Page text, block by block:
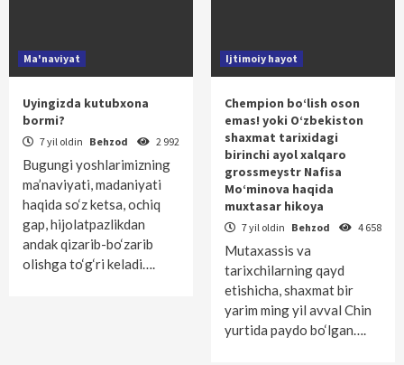
Ma'naviyat
Uyingizda kutubxona
bormi?
7 yil oldin Behzod 2 992
Bugungi yoshlarimizning
ma’naviyati, madaniyati
haqida so‘z ketsa, ochiq
gap, hijolatpazlikdan
andak qizarib-bo‘zarib
olishga to‘g‘ri keladi….
Ijtimoiy hayot
Chempion bo‘lish oson
emas! yoki O‘zbekiston
shaxmat tarixidagi
birinchi ayol xalqaro
grossmeystr Nafisa
Mo‘minova haqida
muxtasar hikoya
7 yil oldin Behzod 4 658
Mutaxassis va
tarixchilarning qayd
etishicha, shaxmat bir
yarim ming yil avval Chin
yurtida paydo bo‘lgan….